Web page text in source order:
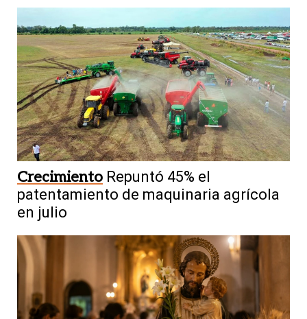
Crecimiento Repuntó 45% el
patentamiento de maquinaria agrícola
en julio